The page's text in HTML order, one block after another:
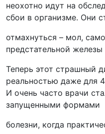
неохотно идут на
сбои в организме. Они
отмахнуться – мол,
предстательной
Теперь этот страшный
реальностью даже для
И очень часто врачи
запущенными формами
болезни, когда